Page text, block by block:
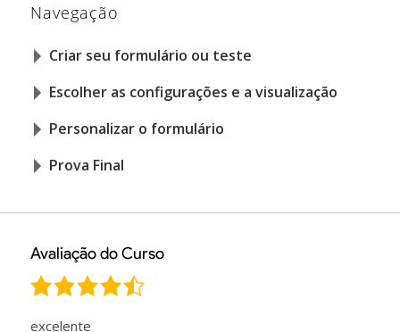
Navegação
Criar seu formulário ou teste
Escolher as configurações e a visualização
Personalizar o formulário
Prova Final
Avaliação do Curso
excelente